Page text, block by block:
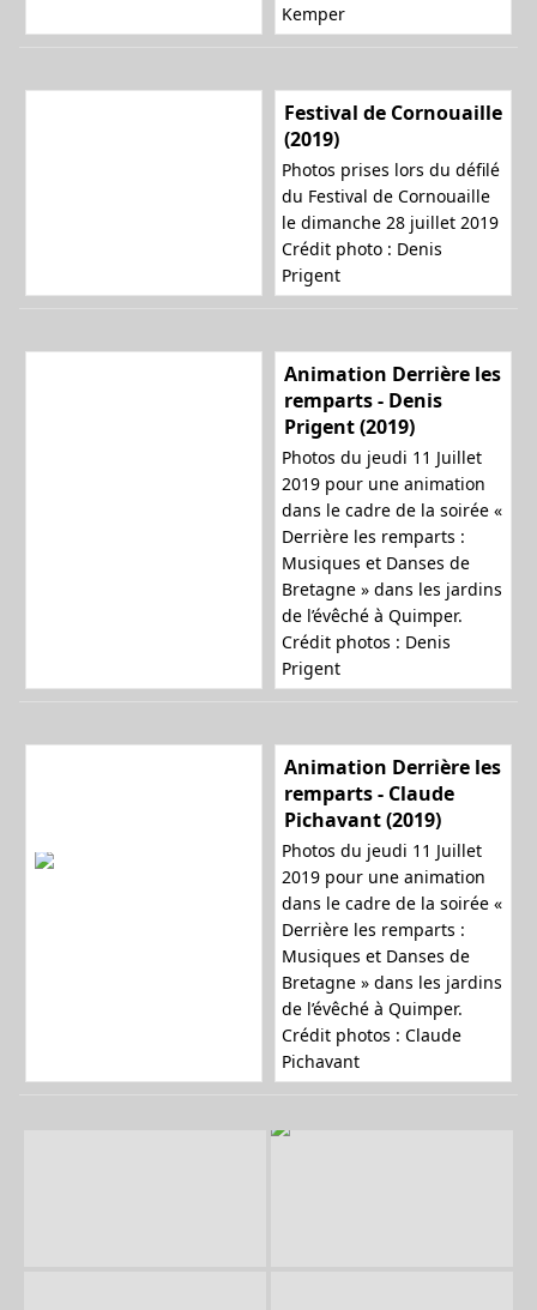
Kemper
Festival de Cornouaille
(2019)
Photos prises lors du défilé
du Festival de Cornouaille
le dimanche 28 juillet 2019
Crédit photo : Denis
Prigent
Animation Derrière les
remparts - Denis
Prigent (2019)
Photos du jeudi 11 Juillet
2019 pour une animation
dans le cadre de la soirée «
Derrière les remparts :
Musiques et Danses de
Bretagne » dans les jardins
de l’évêché à Quimper.
Crédit photos : Denis
Prigent
Animation Derrière les
remparts - Claude
Pichavant (2019)
Photos du jeudi 11 Juillet
2019 pour une animation
dans le cadre de la soirée «
Derrière les remparts :
Musiques et Danses de
Bretagne » dans les jardins
de l’évêché à Quimper.
Crédit photos : Claude
Pichavant